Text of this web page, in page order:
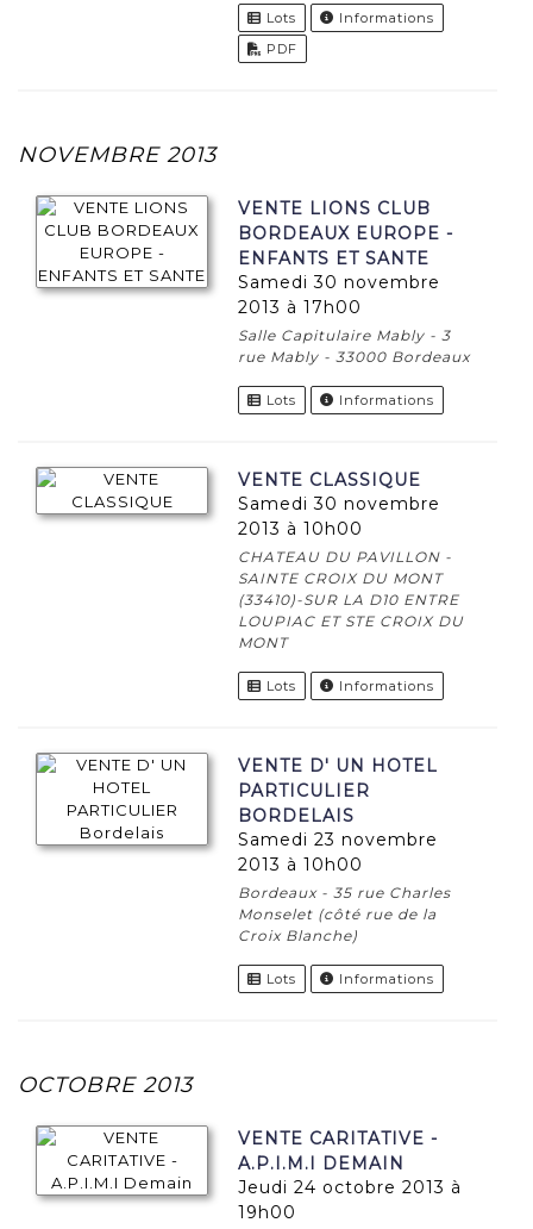
Lots
Informations
PDF
NOVEMBRE 2013
VENTE LIONS CLUB
BORDEAUX EUROPE -
ENFANTS ET SANTE
samedi 30 novembre
2013 à 17h00
Salle Capitulaire Mably - 3
rue Mably - 33000 Bordeaux
Lots Informations
VENTE CLASSIQUE
samedi 30 novembre
2013 à 10h00
CHATEAU DU PAVILLON -
SAINTE CROIX DU MONT
(33410)-SUR LA D10 ENTRE
LOUPIAC ET STE CROIX DU
MONT
Lots Informations
VENTE D' UN HOTEL
PARTICULIER
BORDELAIS
samedi 23 novembre
2013 à 10h00
Bordeaux - 35 rue Charles
Monselet (côté rue de la
Croix Blanche)
Lots Informations
OCTOBRE 2013
VENTE CARITATIVE -
A.P.I.M.I DEMAIN
jeudi 24 octobre 2013 à
19h00